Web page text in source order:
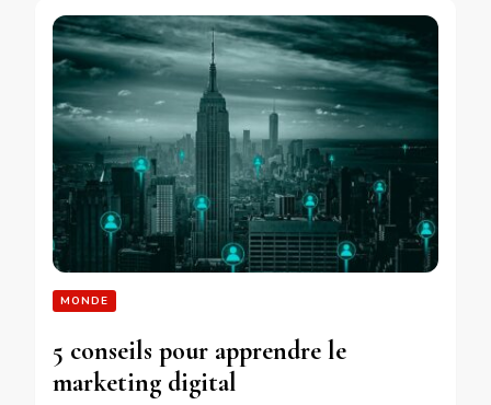
MONDE
5 conseils pour apprendre le
marketing digital